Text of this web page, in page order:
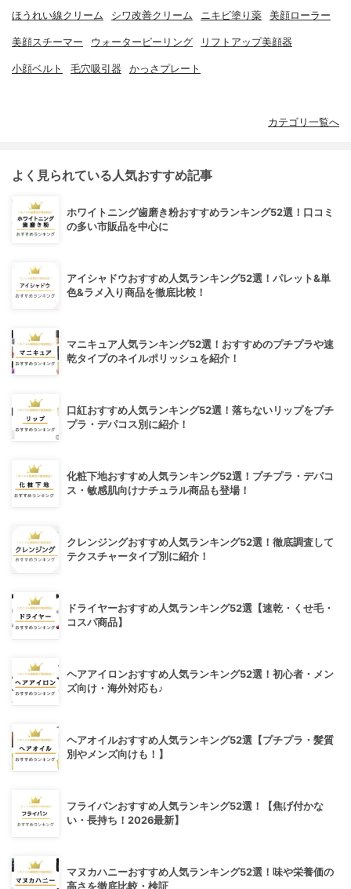
ほうれい線クリーム シワ改善クリーム ニキビ塗り薬 美顔ローラー
美顔スチーマー ウォーターピーリング リフトアップ美顔器
小顔ベルト 毛穴吸引器 かっさプレート
カテゴリ一覧へ
よく見られている人気おすすめ記事
ホワイトニング歯磨き粉おすすめランキング52選！口コミ
の多い市販品を中心に
アイシャドウおすすめ人気ランキング52選！パレット&単
色&ラメ入り商品を徹底比較！
マニキュア人気ランキング52選！おすすめのプチプラや速
乾タイプのネイルポリッシュを紹介！
口紅おすすめ人気ランキング52選！落ちないリップをプチ
プラ・デパコス別に紹介！
化粧下地おすすめ人気ランキング52選！プチプラ・デパコ
ス・敏感肌向けナチュラル商品も登場！
クレンジングおすすめ人気ランキング52選！徹底調査して
テクスチャータイプ別に紹介！
ドライヤーおすすめ人気ランキング52選【速乾・くせ毛・
コスパ商品】
ヘアアイロンおすすめ人気ランキング52選！初心者・メン
ズ向け・海外対応も♪
ヘアオイルおすすめ人気ランキング52選【プチプラ・髪質
別やメンズ向けも！】
フライパンおすすめ人気ランキング52選！【焦げ付かな
い・長持ち！2026最新】
マヌカハニーおすすめ人気ランキング52選！味や栄養価の
高さを徹底比較・検証